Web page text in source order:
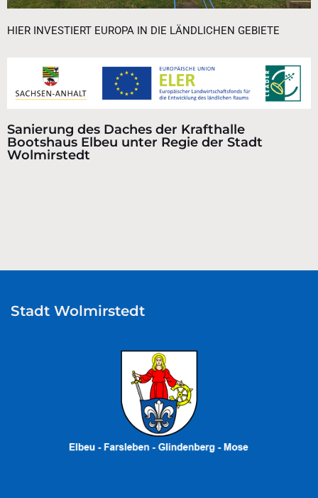
HIER INVESTIERT EUROPA IN DIE LÄNDLICHEN GEBIETE
Sanierung des Daches der Krafthalle
Bootshaus Elbeu unter Regie der Stadt
Wolmirstedt
Stadt Wolmirstedt